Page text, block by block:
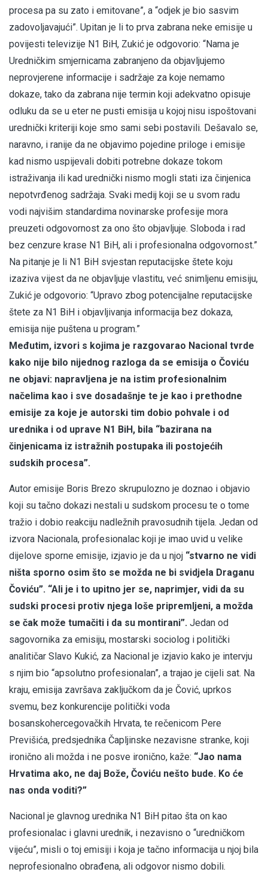
procesa pa su zato i emitovane”, a “odjek je bio sasvim
zadovoljavajući”. Upitan je li to prva zabrana neke emisije u
povijesti televizije N1 BiH, Zukić je odgovorio: “Nama je
Uredničkim smjernicama zabranjeno da objavljujemo
neprovjerene informacije i sadržaje za koje nemamo
dokaze, tako da zabrana nije termin koji adekvatno opisuje
odluku da se u eter ne pusti emisija u kojoj nisu ispoštovani
urednički kriteriji koje smo sami sebi postavili. Dešavalo se,
naravno, i ranije da ne objavimo pojedine priloge i emisije
kad nismo uspijevali dobiti potrebne dokaze tokom
istraživanja ili kad urednički nismo mogli stati iza činjenica
nepotvrđenog sadržaja. Svaki medij koji se u svom radu
vodi najvišim standardima novinarske profesije mora
preuzeti odgovornost za ono što objavljuje. Sloboda i rad
bez cenzure krase N1 BiH, ali i profesionalna odgovornost.”
Na pitanje je li N1 BiH svjestan reputacijske štete koju
izaziva vijest da ne objavljuje vlastitu, već snimljenu emisiju,
Zukić je odgovorio: “Upravo zbog potencijalne reputacijske
štete za N1 BiH i objavljivanja informacija bez dokaza,
emisija nije puštena u program.”
Međutim, izvori s kojima je razgovarao Nacional tvrde
kako nije bilo nijednog razloga da se emisija o Čoviću
ne objavi: napravljena je na istim profesionalnim
načelima kao i sve dosadašnje te je kao i prethodne
emisije za koje je autorski tim dobio pohvale i od
urednika i od uprave N1 BiH, bila “bazirana na
činjenicama iz istražnih postupaka ili postojećih
sudskih procesa”.
Autor emisije Boris Brezo skrupulozno je doznao i objavio
koji su tačno dokazi nestali u sudskom procesu te o tome
tražio i dobio reakciju nadležnih pravosudnih tijela. Jedan od
izvora Nacionala, profesionalac koji je imao uvid u velike
dijelove sporne emisije, izjavio je da u njoj “stvarno ne vidi
ništa sporno osim što se možda ne bi svidjela Draganu
Čoviću”. “Ali je i to upitno jer se, naprimjer, vidi da su
sudski procesi protiv njega loše pripremljeni, a možda
se čak može tumačiti i da su montirani”. Jedan od
sagovornika za emisiju, mostarski sociolog i politički
analitičar Slavo Kukić, za Nacional je izjavio kako je intervju
s njim bio “apsolutno profesionalan”, a trajao je cijeli sat. Na
kraju, emisija završava zaključkom da je Čović, uprkos
svemu, bez konkurencije politički voda
bosanskohercegovačkih Hrvata, te rečenicom Pere
Previšića, predsjednika Čapljinske nezavisne stranke, koji
ironično ali možda i ne posve ironično, kaže: “Jao nama
Hrvatima ako, ne daj Bože, Čoviću nešto bude. Ko će
nas onda voditi?”
Nacional je glavnog urednika N1 BiH pitao šta on kao
profesionalac i glavni urednik, i nezavisno o “uredničkom
vijeću”, misli o toj emisiji i koja je tačno informacija u njoj bila
neprofesionalno obrađena, ali odgovor nismo dobili.